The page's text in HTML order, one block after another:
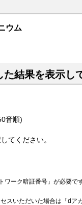
ウム
結果を表示し
音順)
てください。
ワーク暗証番号」が必要で
スいただいた場合は「dア